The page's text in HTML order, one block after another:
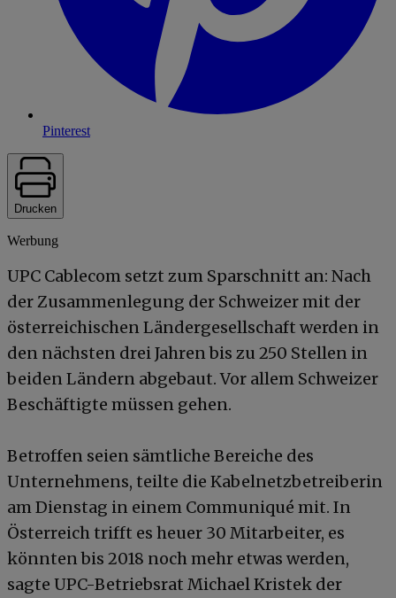
Pinterest
Drucken
Werbung
UPC Cablecom setzt zum Sparschnitt an: Nach
der Zusammenlegung der Schweizer mit der
österreichischen Ländergesellschaft werden in
den nächsten drei Jahren bis zu 250 Stellen in
beiden Ländern abgebaut. Vor allem Schweizer
Beschäftigte müssen gehen.
Betroffen seien sämtliche Bereiche des
Unternehmens, teilte die Kabelnetzbetreiberin
am Dienstag in einem Communiqué mit. In
Österreich trifft es heuer 30 Mitarbeiter, es
könnten bis 2018 noch mehr etwas werden,
sagte UPC-Betriebsrat Michael Kristek der